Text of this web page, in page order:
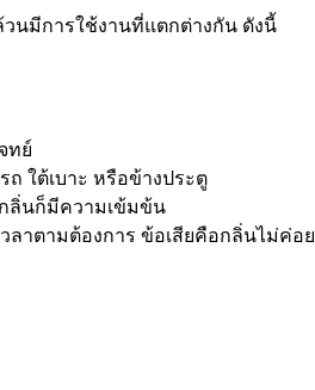
นมีการใช้งานที่แตกต่างกัน ดังนี้
ทย์
ใต้เบาะ หรือข้างประตู
ลิ่นก็มีความเข้มข้น
าตามต้องการ ข้อเสียคือกลิ่นไม่ค่อย